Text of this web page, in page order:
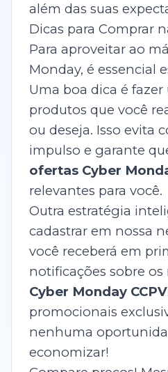
além das suas
Dicas para Comprar
Para aproveitar ao
Monday, é essencial
Uma boa dica é
produtos que você
ou deseja. Isso evita
impulso e garante
ofertas Cyber
relevantes para você.
Outra estratégia
cadastrar em nossa
você receberá em
notificações sobre os
Cyber Monday
promocionais
nenhuma
economizar!